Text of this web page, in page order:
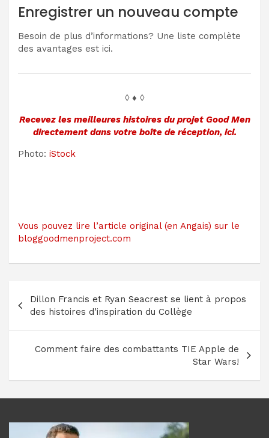
Enregistrer un nouveau compte
Besoin de plus d’informations? Une liste complète
des avantages est ici.
◊ ♦ ◊
Recevez les meilleures histoires du projet Good Men
directement dans votre boîte de réception, ici.
Photo: iStock
Vous pouvez lire l’article original (en Angais) sur le
bloggoodmenproject.com
Navigation
de
l’article
Dillon Francis et Ryan Seacrest se lient à propos
des histoires d’inspiration du Collège
Comment faire des combattants TIE Apple de
Star Wars!